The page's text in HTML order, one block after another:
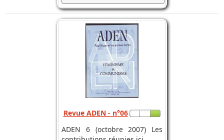
Revue ADEN - n°06
ADEN 6 (octobre 2007) Les